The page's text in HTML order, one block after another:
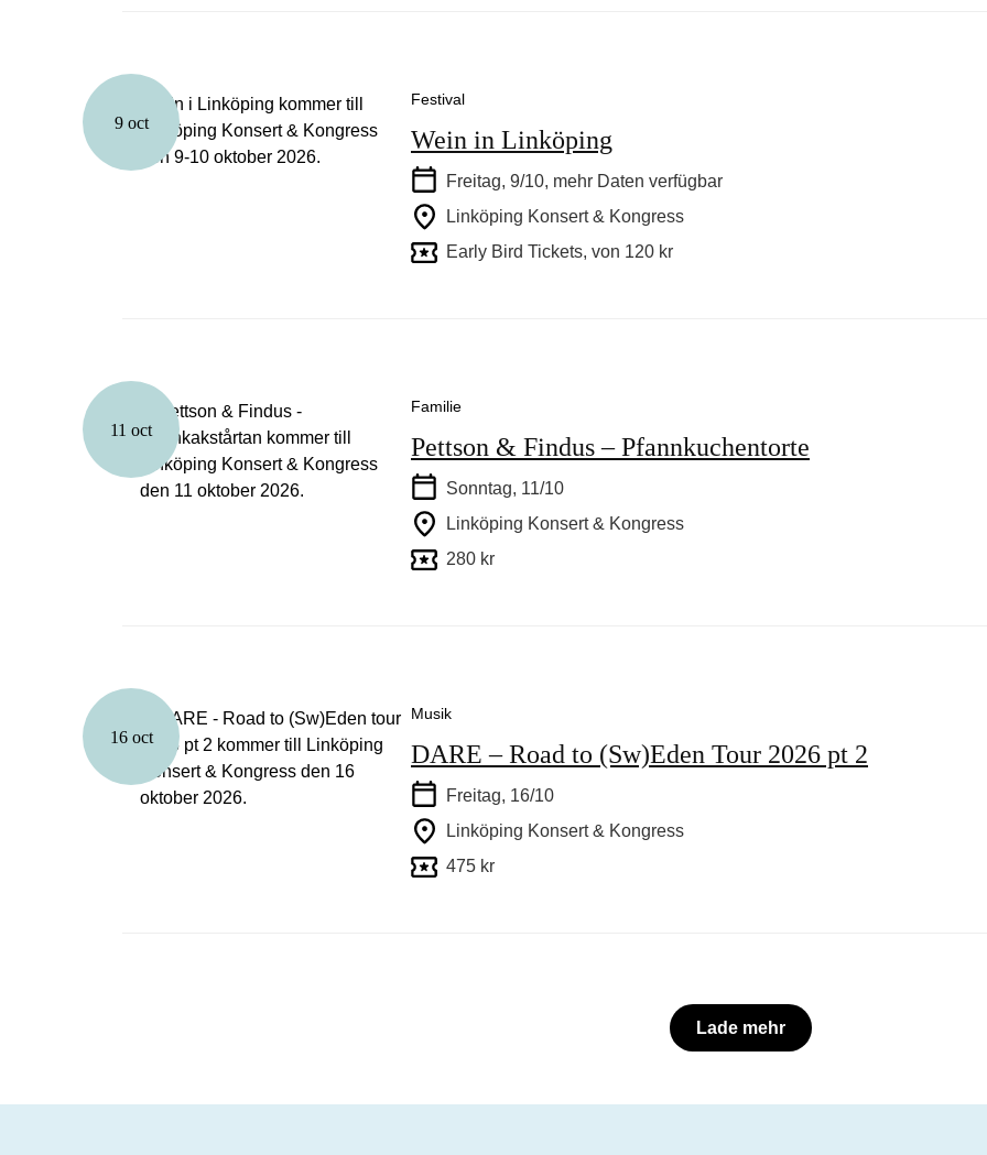
9 oct
Festival
Wein in Linköping
Freitag, 9/10, mehr Daten verfügbar
Linköping Konsert & Kongress
Early Bird Tickets, von 120 kr
11 oct
Familie
Pettson & Findus – Pfannkuchentorte
Sonntag, 11/10
Linköping Konsert & Kongress
280 kr
16 oct
Musik
DARE – Road to (Sw)Eden Tour 2026 pt 2
Freitag, 16/10
Linköping Konsert & Kongress
475 kr
Lade mehr